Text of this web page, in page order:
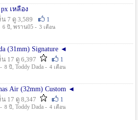
เหลือง
7 ดู 3,589
1
6 ปี , พราน05 - 3 เดือน
(31mm) Signature ◄
17 ดู 6,397
1
8 ปี , Toddy Dada - 4 เดือน
Air (32mm) Custom ◄
17 ดู 8,347
1
8 ปี , Toddy Dada - 4 เดือน